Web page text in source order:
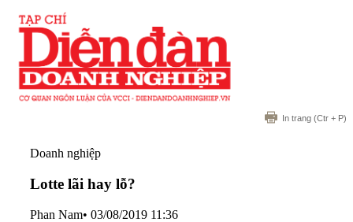
In trang (Ctr + P)
Doanh nghiệp
Lotte lãi hay lỗ?
Phan Nam• 03/08/2019 11:36